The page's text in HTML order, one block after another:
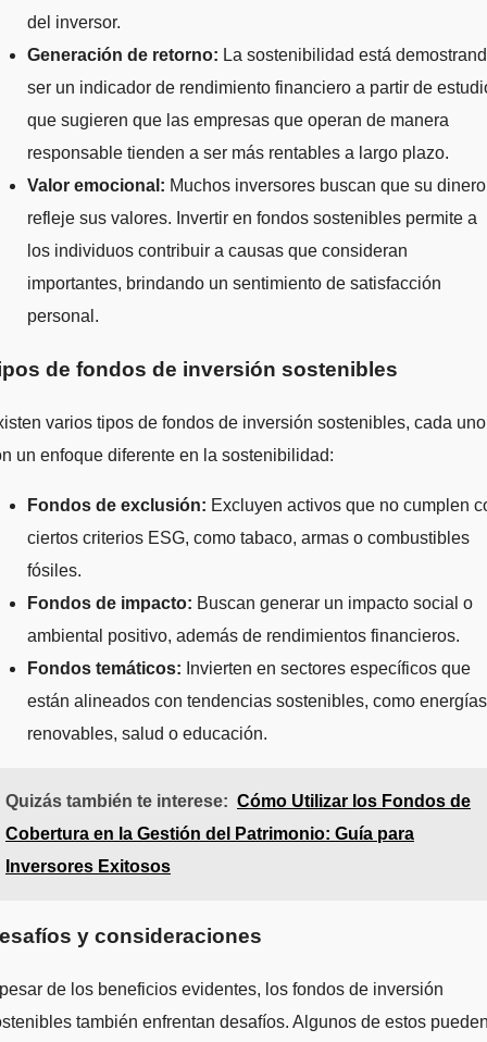
del inversor.
Generación de retorno: La sostenibilidad está
ser un indicador de rendimiento financiero a partir de
que sugieren que las empresas que operan de manera
responsable tienden a ser más rentables a largo plazo.
Valor emocional: Muchos inversores buscan que su dinero
refleje sus valores. Invertir en fondos sostenibles permite a
los individuos contribuir a causas que consideran
importantes, brindando un sentimiento de satisfacción
personal.
de fondos de inversión sostenibles
varios tipos de fondos de inversión sostenibles, cada uno
un enfoque diferente en la sostenibilidad:
Fondos de exclusión: Excluyen activos que no cumplen
ciertos criterios ESG, como tabaco, armas o combustibles
fósiles.
Fondos de impacto: Buscan generar un impacto social o
ambiental positivo, además de rendimientos financieros.
Fondos temáticos: Invierten en sectores específicos que
están alineados con tendencias sostenibles, como energías
renovables, salud o educación.
Quizás también te interese: Cómo Utilizar los Fondos de
Cobertura en la Gestión del Patrimonio: Guía para
Inversores Exitosos
y consideraciones
de los beneficios evidentes, los fondos de inversión
también enfrentan desafíos. Algunos de estos